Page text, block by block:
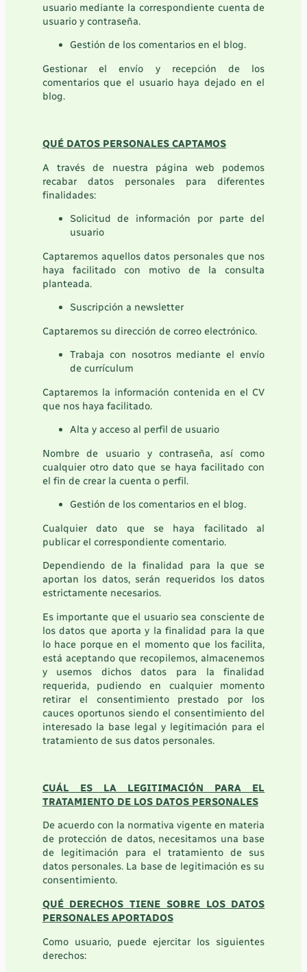
usuario mediante la correspondiente cuenta de
usuario y contraseña.
Gestión de los comentarios en el blog.
Gestionar el envío y recepción de los
comentarios que el usuario haya dejado en el
blog.
QUÉ DATOS PERSONALES CAPTAMOS
A través de nuestra página web podemos
recabar datos personales para diferentes
finalidades:
Solicitud de información por parte del
usuario
Captaremos aquellos datos personales que nos
haya facilitado con motivo de la consulta
planteada.
Suscripción a newsletter
Captaremos su dirección de correo electrónico.
Trabaja con nosotros mediante el envío
de currículum
Captaremos la información contenida en el CV
que nos haya facilitado.
Alta y acceso al perfil de usuario
Nombre de usuario y contraseña, así como
cualquier otro dato que se haya facilitado con
el fin de crear la cuenta o perfil.
Gestión de los comentarios en el blog.
Cualquier dato que se haya facilitado al
publicar el correspondiente comentario.
Dependiendo de la finalidad para la que se
aportan los datos, serán requeridos los datos
estrictamente necesarios.
Es importante que el usuario sea consciente de
los datos que aporta y la finalidad para la que
lo hace porque en el momento que los facilita,
está aceptando que recopilemos, almacenemos
y usemos dichos datos para la finalidad
requerida, pudiendo en cualquier momento
retirar el consentimiento prestado por los
cauces oportunos siendo el consentimiento del
interesado la base legal y legitimación para el
tratamiento de sus datos personales.
CUÁL ES LA LEGITIMACIÓN PARA EL
TRATAMIENTO DE LOS DATOS PERSONALES
De acuerdo con la normativa vigente en materia
de protección de datos, necesitamos una base
de legitimación para el tratamiento de sus
datos personales. La base de legitimación es su
consentimiento.
QUÉ DERECHOS TIENE SOBRE LOS DATOS
PERSONALES APORTADOS
Como usuario, puede ejercitar los siguientes
derechos: